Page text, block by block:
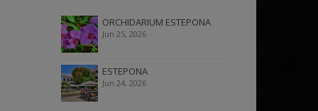
ORCHIDARIUM ESTEPONA
Jun 25, 2026
ESTEPONA
Jun 24, 2026